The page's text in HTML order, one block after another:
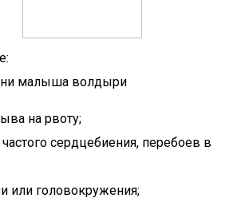
малыша волдыри
на рвоту;
сердцебиения, перебоев в
или головокружения;